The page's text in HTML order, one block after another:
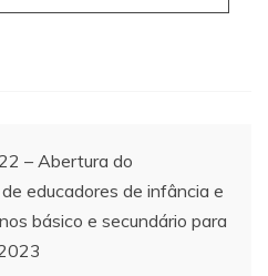
– Abertura do
educadores de infância e
básico e secundário para